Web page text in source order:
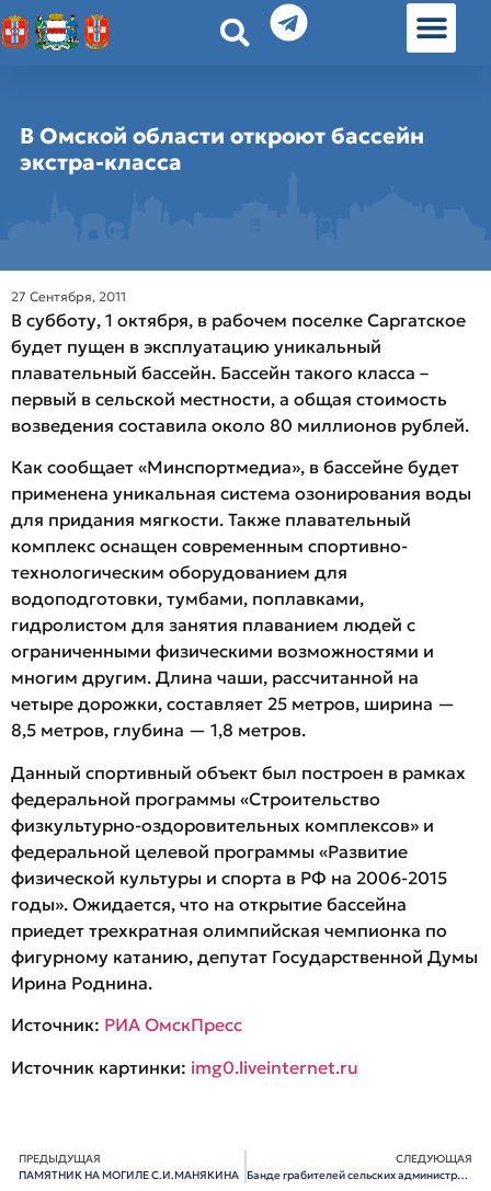
В Омской области откроют бассейн
экстра-класса
27 Сентября, 2011
В субботу, 1 октября, в рабочем поселке Саргатское
будет пущен в эксплуатацию уникальный
плавательный бассейн. Бассейн такого класса –
первый в сельской местности, а общая стоимость
возведения составила около 80 миллионов рублей.
Как сообщает «Минспортмедиа», в бассейне будет
применена уникальная система озонирования воды
для придания мягкости. Также плавательный
комплекс оснащен современным спортивно-
технологическим оборудованием для
водоподготовки, тумбами, поплавками,
гидролистом для занятия плаванием людей с
ограниченными физическими возможностями и
многим другим. Длина чаши, рассчитанной на
четыре дорожки, составляет 25 метров, ширина —
8,5 метров, глубина — 1,8 метров.
Данный спортивный объект был построен в рамках
федеральной программы «Строительство
физкультурно-оздоровительных комплексов» и
федеральной целевой программы «Развитие
физической культуры и спорта в РФ на 2006-2015
годы». Ожидается, что на открытие бассейна
приедет трехкратная олимпийская чемпионка по
фигурному катанию, депутат Государственной Думы
Ирина Роднина.
Источник: РИА ОмскПресс
Источник картинки: img0.liveinternet.ru
ПРЕДЫДУЩАЯ
ПАМЯТНИК НА МОГИЛЕ С.И.МАНЯКИНА
СЛЕДУЮЩАЯ
Банде грабителей сельских администраций Омской области «шьют» политику